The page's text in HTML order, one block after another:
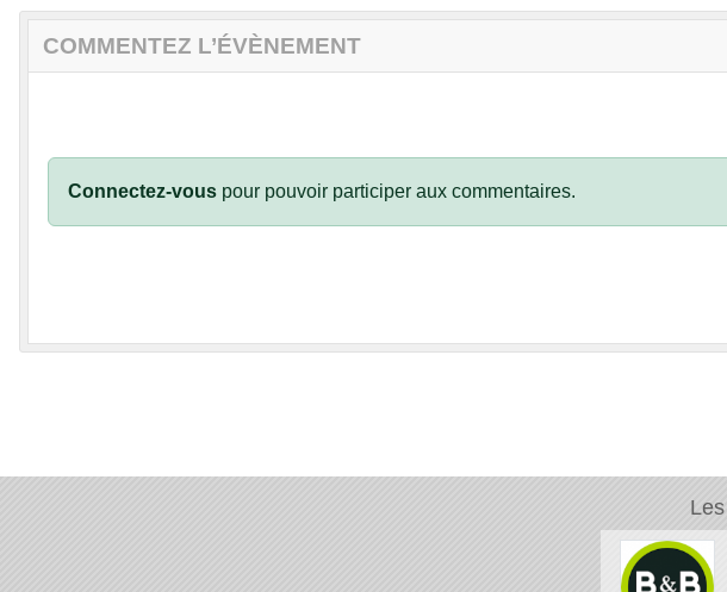
COMMENTEZ L’ÉVÈNEMENT
Connectez-vous pour pouvoir participer aux commentaires.